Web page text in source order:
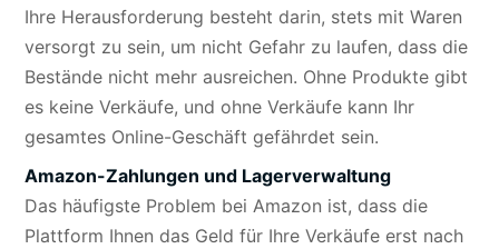
Ihre Herausforderung besteht darin, stets mit Waren
versorgt zu sein, um nicht Gefahr zu laufen, dass die
Bestände nicht mehr ausreichen. Ohne Produkte gibt
es keine Verkäufe, und ohne Verkäufe kann Ihr
gesamtes Online-Geschäft gefährdet sein.
Amazon-Zahlungen und Lagerverwaltung
Das häufigste Problem bei Amazon ist, dass die
Plattform Ihnen das Geld für Ihre Verkäufe erst nach